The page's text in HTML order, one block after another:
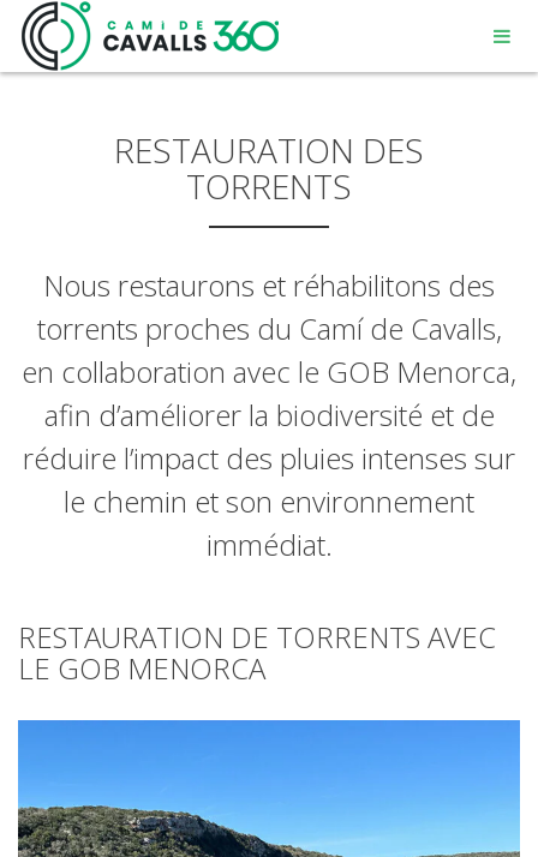
UN CHEMIN CHARGÉ D’HISTOIRE
PARCOURS DE 360º
13 ÉTAPES
7 ÉTAPES
RESTAURATION DES
TORRENTS
Nous restaurons et réhabilitons des
torrents proches du Camí de Cavalls,
en collaboration avec le GOB Menorca,
afin d’améliorer la biodiversité et de
réduire l’impact des pluies intenses sur
le chemin et son environnement
immédiat.
RESTAURATION DE TORRENTS AVEC
LE GOB MENORCA